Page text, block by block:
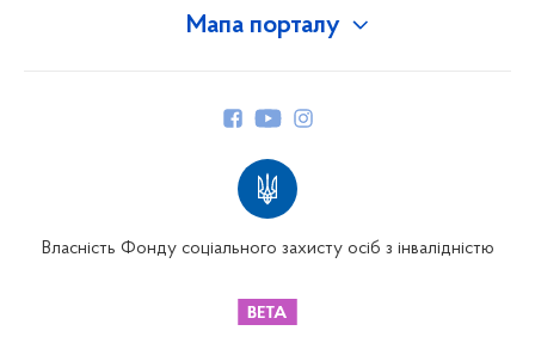
Мапа порталу
Власність Фонду соціального захисту осіб з інвалідністю